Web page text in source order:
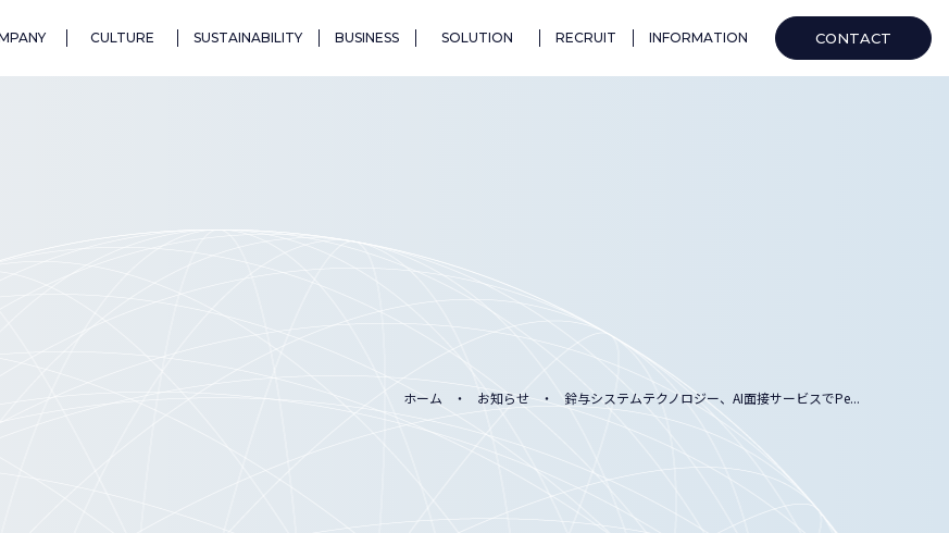
CULTURE SUSTAINABILITY BUSINESS SOLUTION RECRUIT INFORMATION CONTACT
ホーム お知らせ 鈴与システムテクノロジー、AI面接サービスでPe...